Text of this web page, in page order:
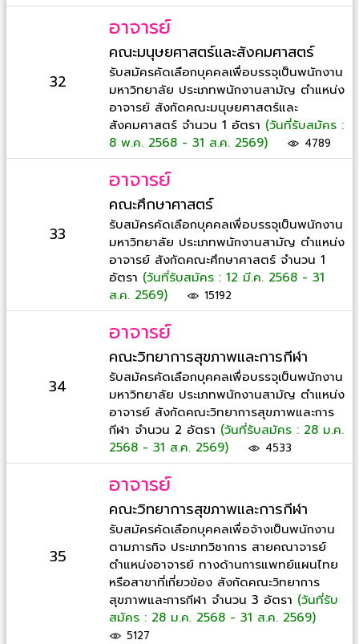
32
อาจารย์
คณะมนุษยศาสตร์และสังคมศาสตร์
รับสมัครคัดเลือกบุคคลเพื่อบรรจุเป็นพนักงาน
มหาวิทยาลัย ประเภทพนักงานสามัญ ตำแหน่ง
อาจารย์ สังกัดคณะมนุษยศาสตร์และ
สังคมศาสตร์ จำนวน 1 อัตรา (วันที่รับสมัคร :
8 พ.ค. 2568 - 31 ส.ค. 2569)
4789
33
อาจารย์
คณะศึกษาศาสตร์
รับสมัครคัดเลือกบุคคลเพื่อบรรจุเป็นพนักงาน
มหาวิทยาลัย ประเภทพนักงานสามัญ ตำแหน่ง
อาจารย์ สังกัดคณะศึกษาศาสตร์ จำนวน 1
อัตรา (วันที่รับสมัคร : 12 มี.ค. 2568 - 31
ส.ค. 2569)
15192
34
อาจารย์
คณะวิทยาการสุขภาพและการกีฬา
รับสมัครคัดเลือกบุคคลเพื่อบรรจุเป็นพนักงาน
มหาวิทยาลัย ประเภทพนักงานสามัญ ตำแหน่ง
อาจารย์ สังกัดคณะวิทยาการสุขภาพและการ
กีฬา จำนวน 2 อัตรา (วันที่รับสมัคร : 28 ม.ค.
2568 - 31 ส.ค. 2569)
4533
35
อาจารย์
คณะวิทยาการสุขภาพและการกีฬา
รับสมัครคัดเลือกบุคคลเพื่อจ้างเป็นพนักงาน
ตามภารกิจ ประเภทวิชาการ สายคณาจารย์
ตำแหน่งอาจารย์ ทางด้านการแพทย์แผนไทย
หรือสาขาที่เกี่ยวข้อง สังกัดคณะวิทยาการ
สุขภาพและการกีฬา จำนวน 3 อัตรา (วันที่รับ
สมัคร : 28 ม.ค. 2568 - 31 ส.ค. 2569)
5127